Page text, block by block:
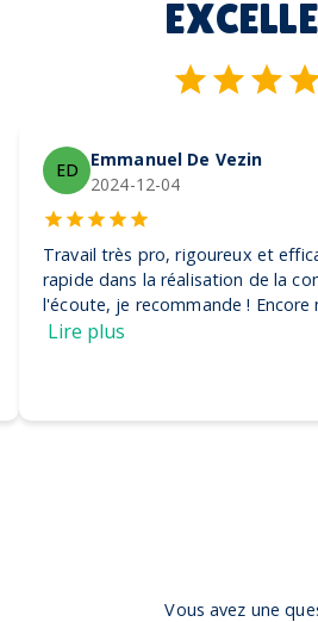
ED
Emmanuel De Vezin
2024-12-04
Travail très pro, rigoureux et
rapide dans la réalisation de la
l'écoute, je recommande ! Encore
casquettes
Lire plus
Vous avez une